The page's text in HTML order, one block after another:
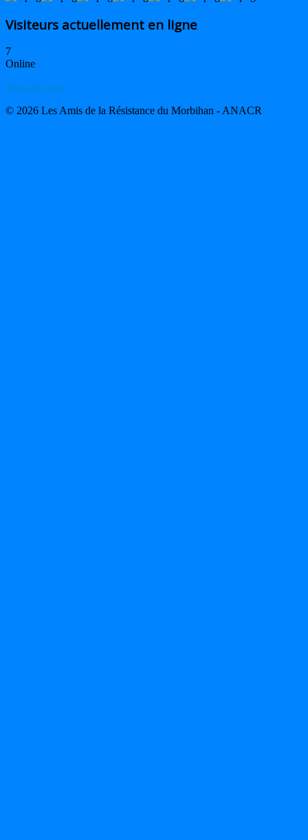
Visiteurs actuellement en ligne
7
Online
Haut de page
© 2026 Les Amis de la Résistance du Morbihan - ANACR